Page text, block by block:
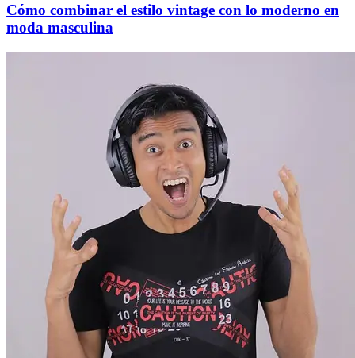
Cómo combinar el estilo vintage con lo moderno en
moda masculina